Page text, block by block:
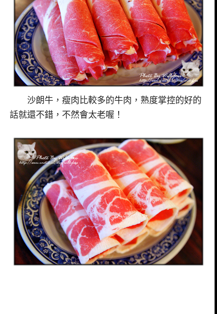
沙朗牛，瘦肉比較多的牛肉，熟度掌控的好的
話就還不錯，不然會太老喔！